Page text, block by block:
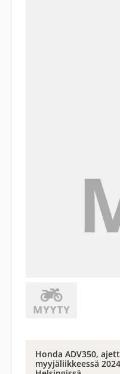
Honda ADV350,
myyjäliikkeessä